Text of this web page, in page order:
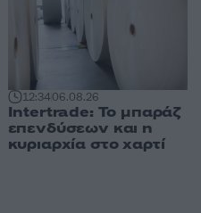
12:3406.08.26
Intertrade: Το μπαράζ
επενδύσεων και η
κυριαρχία στο χαρτί